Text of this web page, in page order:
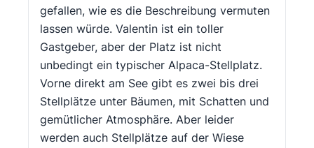
gefallen, wie es die Beschreibung vermuten
lassen würde. Valentin ist ein toller
Gastgeber, aber der Platz ist nicht
unbedingt ein typischer Alpaca-Stellplatz.
Vorne direkt am See gibt es zwei bis drei
Stellplätze unter Bäumen, mit Schatten und
gemütlicher Atmosphäre. Aber leider
werden auch Stellplätze auf der Wiese